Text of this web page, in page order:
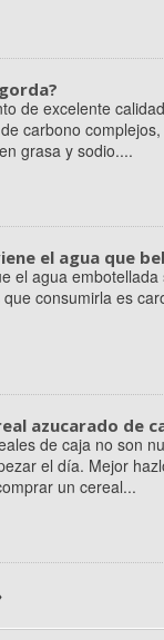
de excelente
carbono
grasa y sodio....
el agua que
el agua
consumirla es
azucarado de
de caja no son
el día. Mejor
un cereal...